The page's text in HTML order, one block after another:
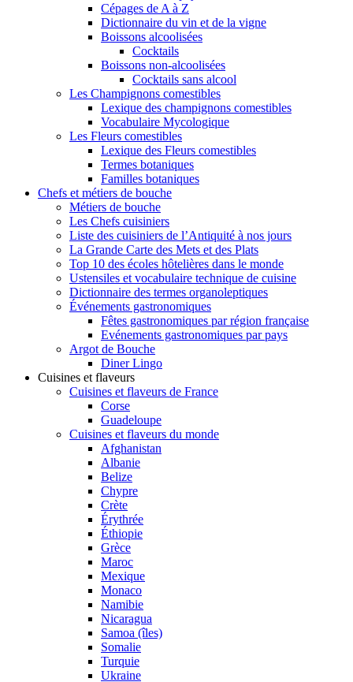
Cépages de A à Z
Dictionnaire du vin et de la vigne
Boissons alcoolisées
Cocktails
Boissons non-alcoolisées
Cocktails sans alcool
Les Champignons comestibles
Lexique des champignons comestibles
Vocabulaire Mycologique
Les Fleurs comestibles
Lexique des Fleurs comestibles
Termes botaniques
Familles botaniques
Chefs et métiers de bouche
Métiers de bouche
Les Chefs cuisiniers
Liste des cuisiniers de l’Antiquité à nos jours
La Grande Carte des Mets et des Plats
Top 10 des écoles hôtelières dans le monde
Ustensiles et vocabulaire technique de cuisine
Dictionnaire des termes organoleptiques
Événements gastronomiques
Fêtes gastronomiques par région française
Evénements gastronomiques par pays
Argot de Bouche
Diner Lingo
Cuisines et flaveurs
Cuisines et flaveurs de France
Corse
Guadeloupe
Cuisines et flaveurs du monde
Afghanistan
Albanie
Belize
Chypre
Crète
Érythrée
Éthiopie
Grèce
Maroc
Mexique
Monaco
Namibie
Nicaragua
Samoa (îles)
Somalie
Turquie
Ukraine